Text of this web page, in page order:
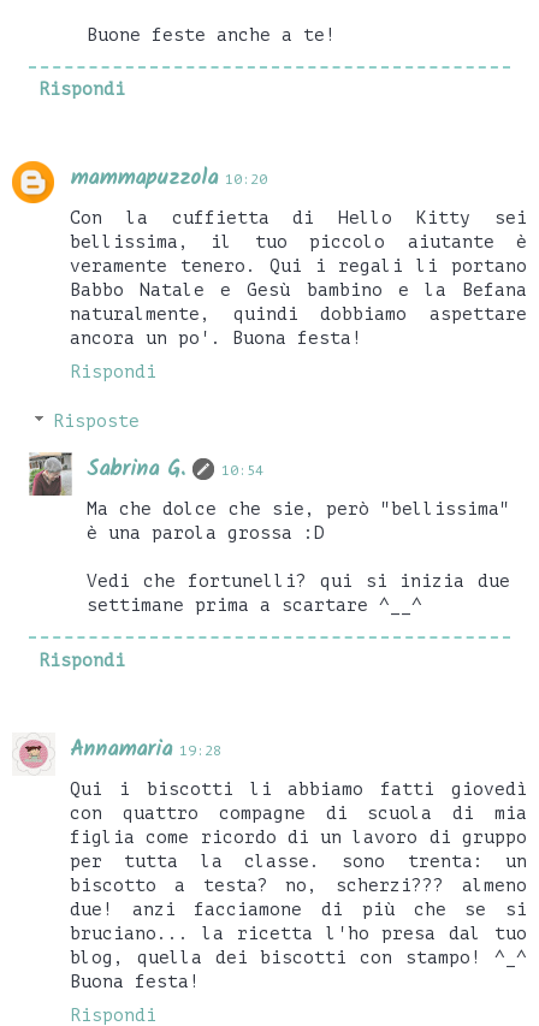
Buone feste anche a te!
Rispondi
mammapuzzola 10:20
Con la cuffietta di Hello Kitty sei
bellissima, il tuo piccolo aiutante è
veramente tenero. Qui i regali li portano
Babbo Natale e Gesù bambino e la Befana
naturalmente, quindi dobbiamo aspettare
ancora un po'. Buona festa!
Rispondi
Risposte
Sabrina G. 10:54
Ma che dolce che sie, però "bellissima"
è una parola grossa :D
Vedi che fortunelli? qui si inizia due
settimane prima a scartare ^__^
Rispondi
Annamaria 19:28
Qui i biscotti li abbiamo fatti giovedì
con quattro compagne di scuola di mia
figlia come ricordo di un lavoro di gruppo
per tutta la classe. sono trenta: un
biscotto a testa? no, scherzi??? almeno
due! anzi facciamone di più che se si
bruciano... la ricetta l'ho presa dal tuo
blog, quella dei biscotti con stampo! ^_^
Buona festa!
Rispondi